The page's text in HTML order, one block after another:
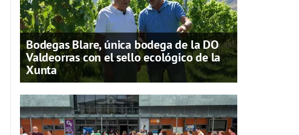
Bodegas Blare, única bodega de la DO
Valdeorras con el sello ecológico de la
Xunta